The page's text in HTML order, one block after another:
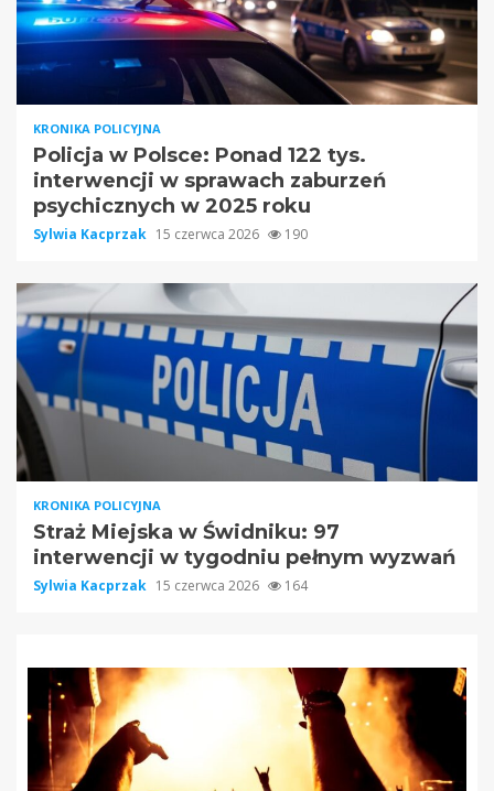
KRONIKA POLICYJNA
Policja w Polsce: Ponad 122 tys.
interwencji w sprawach zaburzeń
psychicznych w 2025 roku
Sylwia Kacprzak 15 czerwca 2026 190
KRONIKA POLICYJNA
Straż Miejska w Świdniku: 97
interwencji w tygodniu pełnym wyzwań
Sylwia Kacprzak 15 czerwca 2026 164